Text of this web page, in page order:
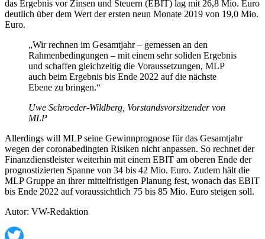
das Ergebnis vor Zinsen und Steuern (EBIT) lag mit 26,8 Mio. Euro
deutlich über dem Wert der ersten neun Monate 2019 von 19,0 Mio.
Euro.
„Wir rechnen im Gesamtjahr – gemessen an den
Rahmenbedingungen – mit einem sehr soliden Ergebnis
und schaffen gleichzeitig die Voraussetzungen, MLP
auch beim Ergebnis bis Ende 2022 auf die nächste
Ebene zu bringen.“
Uwe Schroeder-Wildberg, Vorstandsvorsitzender von
MLP
Allerdings will MLP seine Gewinnprognose für das Gesamtjahr
wegen der coronabedingten Risiken nicht anpassen. So rechnet der
Finanzdienstleister weiterhin mit einem EBIT am oberen Ende der
prognostizierten Spanne von 34 bis 42 Mio. Euro. Zudem hält die
MLP Gruppe an ihrer mittelfristigen Planung fest, wonach das EBIT
bis Ende 2022 auf voraussichtlich 75 bis 85 Mio. Euro steigen soll.
Autor: VW-Redaktion